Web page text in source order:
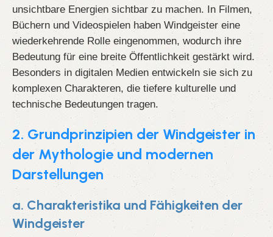
unsichtbare Energien sichtbar zu machen. In Filmen,
Büchern und Videospielen haben Windgeister eine
wiederkehrende Rolle eingenommen, wodurch ihre
Bedeutung für eine breite Öffentlichkeit gestärkt wird.
Besonders in digitalen Medien entwickeln sie sich zu
komplexen Charakteren, die tiefere kulturelle und
technische Bedeutungen tragen.
2. Grundprinzipien der Windgeister in
der Mythologie und modernen
Darstellungen
a. Charakteristika und Fähigkeiten der
Windgeister